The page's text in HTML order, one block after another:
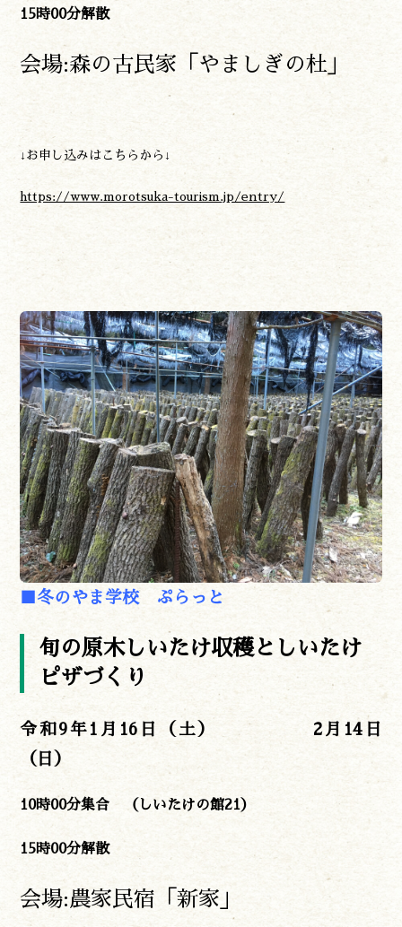
15時00分解散
会場:森の古民家「やましぎの杜」
↓お申し込みはこちらから↓
https://www.morotsuka-tourism.jp/entry/
■冬のやま学校 ぷらっと
旬の原木しいたけ収穫としいたけ
ピザづくり
令和9年1月16 日（土） 2月14日
（日）
10時00分集合 （しいたけの館21）
15時00分解散
会場:農家民宿「新家」